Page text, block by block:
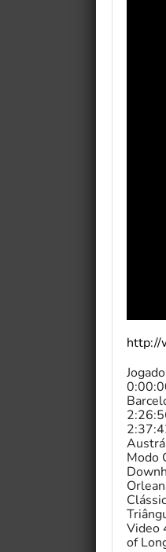
http://
Modo
Video
of